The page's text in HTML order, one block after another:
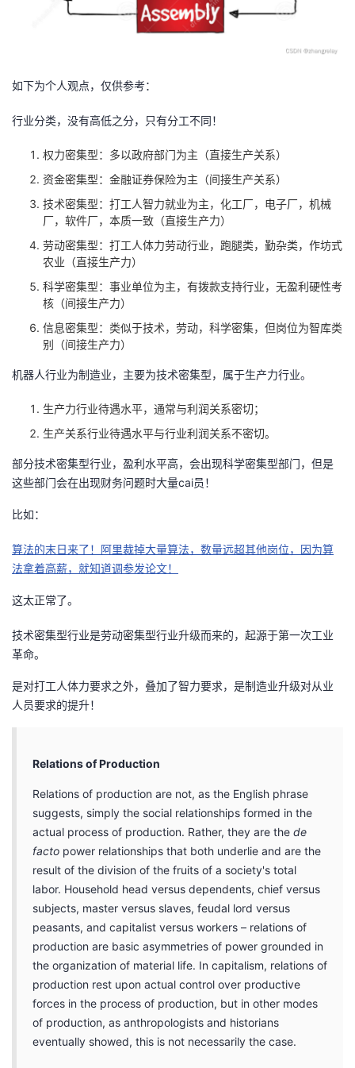
堂
的
课
程
我
的
认
我
的
验
我
收
藏
支
我
的
技
术
支
我
的
云
声
议
如下为个人观点，仅供参考：
行业分类，没有高低之分，只有分工不同！
权力密集型：多以政府部门为主（直接生产关系）
资金密集型：金融证券保险为主（间接生产关系）
技术密集型：打工人智力就业为主，化工厂，电子厂，机械
厂，软件厂，本质一致（直接生产力）
劳动密集型：打工人体力劳动行业，跑腿类，勤杂类，作坊式
农业（直接生产力）
科学密集型：事业单位为主，有拨款支持行业，无盈利硬性考
核（间接生产力）
信息密集型：类似于技术，劳动，科学密集，但岗位为智库类
别（间接生产力）
机器人行业为制造业，主要为技术密集型，属于生产力行业。
生产力行业待遇水平，通常与利润关系密切；
生产关系行业待遇水平与行业利润关系不密切。
部分技术密集型行业，盈利水平高，会出现科学密集型部门，但是
这些部门会在出现财务问题时大量cai员！
比如：
算法的末日来了！阿里裁掉大量算法，数量远超其他岗位，因为算
法拿着高薪，就知道调参发论文！
这太正常了。
技术密集型行业是劳动密集型行业升级而来的，起源于第一次工业
革命。
是对打工人体力要求之外，叠加了智力要求，是制造业升级对从业
人员要求的提升！
Relations of Production
Relations of production are not, as the English phrase
suggests, simply the social relationships formed in the
actual process of production. Rather, they are the de
facto power relationships that both underlie and are the
result of the division of the fruits of a society's total
labor. Household head versus dependents, chief versus
subjects, master versus slaves, feudal lord versus
peasants, and capitalist versus workers – relations of
production are basic asymmetries of power grounded in
the organization of material life. In capitalism, relations of
production rest upon actual control over productive
forces in the process of production, but in other modes
of production, as anthropologists and historians
eventually showed, this is not necessarily the case.